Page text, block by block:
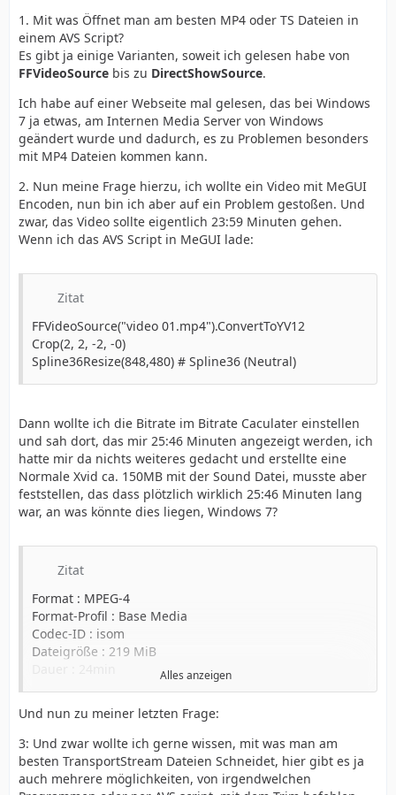
1. Mit was Öffnet man am besten MP4 oder TS Dateien in
einem AVS Script?
Es gibt ja einige Varianten, soweit ich gelesen habe von
FFVideoSource bis zu DirectShowSource.
Ich habe auf einer Webseite mal gelesen, das bei Windows
7 ja etwas, am Internen Media Server von Windows
geändert wurde und dadurch, es zu Problemen besonders
mit MP4 Dateien kommen kann.
2. Nun meine Frage hierzu, ich wollte ein Video mit MeGUI
Encoden, nun bin ich aber auf ein Problem gestoßen. Und
zwar, das Video sollte eigentlich 23:59 Minuten gehen.
Wenn ich das AVS Script in MeGUI lade:
Zitat
FFVideoSource("video 01.mp4").ConvertToYV12
Crop(2, 2, -2, -0)
Spline36Resize(848,480) # Spline36 (Neutral)
Dann wollte ich die Bitrate im Bitrate Caculater einstellen
und sah dort, das mir 25:46 Minuten angezeigt werden, ich
hatte mir da nichts weiteres gedacht und erstellte eine
Normale Xvid ca. 150MB mit der Sound Datei, musste aber
feststellen, das dass plötzlich wirklich 25:46 Minuten lang
war, an was könnte dies liegen, Windows 7?
Zitat
Format : MPEG-4
Format-Profil : Base Media
Codec-ID : isom
Dateigröße : 219 MiB
Kodierungs-Datum : UTC 2010-04-04 00:27:52
Tagging-Datum : UTC 2010-04-04 00:27:52
Kodierendes Programm : Yamb 2.1.0.0
[http://yamb.unite-video.com%5d
Video
Alles anzeigen
Und nun zu meiner letzten Frage:
3: Und zwar wollte ich gerne wissen, mit was man am
besten TransportStream Dateien Schneidet, hier gibt es ja
auch mehrere möglichkeiten, von irgendwelchen